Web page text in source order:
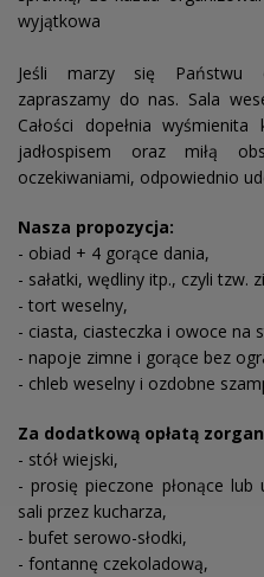
wyjątkowa
Jeśli marzy się Państwu
zapraszamy do nas. Sala
Całości dopełnia
jadłospisem oraz miłą
oczekiwaniami, odpowiednio
Nasza propozycja:
- obiad + 4 gorące dania,
- sałatki, wędliny itp., czyli tzw.
- tort weselny,
- ciasta, ciasteczka i owoce na
- napoje zimne i gorące bez
- chleb weselny i ozdobne
Za dodatkową opłatą
- stół wiejski,
- prosię pieczone płonące lub
sali przez kucharza,
- bufet serowo-słodki,
- fontannę czekoladową,